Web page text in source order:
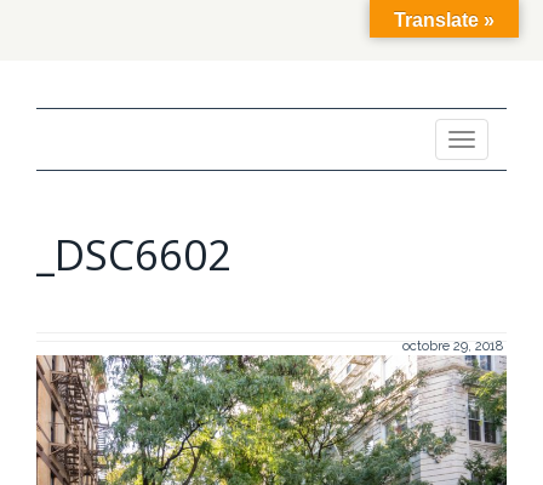
Toggle
navigation
_DSC6602
octobre 29, 2018
Translate »